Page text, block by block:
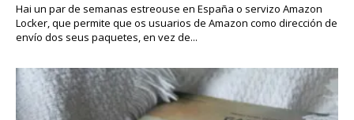
Hai un par de semanas estreouse en España o servizo Amazon
Locker, que permite que os usuarios de Amazon como dirección de
envío dos seus paquetes, en vez de...